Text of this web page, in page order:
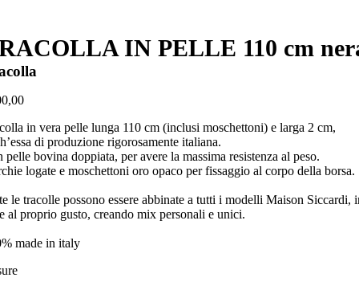
IN PELLE 110 cm
in vera pelle lunga 110 cm (inclusi moschettoni) e larga 2 cm,
di produzione rigorosamente italiana.
pelle bovina doppiata, per avere la massima resistenza al peso.
logate e moschettoni oro opaco per fissaggio al corpo della borsa.
le tracolle possono essere abbinate a tutti i modelli Maison Siccardi,
al proprio gusto, creando mix personali e unici.
made in italy